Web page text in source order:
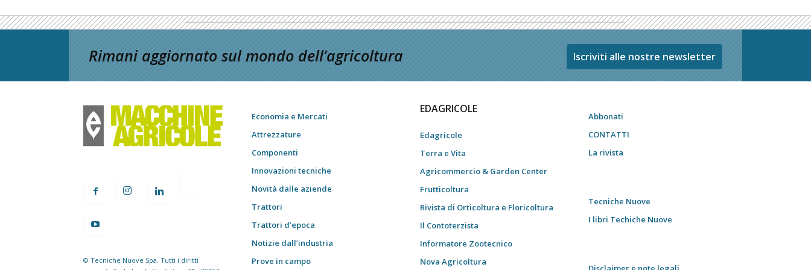
Rimani aggiornato sul mondo dell’agricoltura Iscriviti alle nostre newsletter
© Tecniche Nuove Spa. Tutti i diritti
Economia e Mercati
Attrezzature
Componenti
Innovazioni tecniche
Novità dalle aziende
Trattori
Trattori d’epoca
Notizie dall’industria
Prove in campo
EDAGRICOLE
Edagricole
Terra e Vita
Agricommercio & Garden Center
Frutticoltura
Rivista di Orticoltura e Floricoltura
Il Contoterzista
Informatore Zootecnico
Nova Agricoltura
Abbonati
CONTATTI
La rivista
Tecniche Nuove
I libri Techiche Nuove